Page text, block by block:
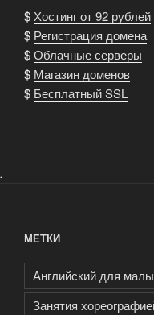
$ Хостинг от 92 рублей
$ Регистрация домена
$Облачные серверы
$ Магазин доменов
$ Бесплатный SSL
.
МЕТКИ
Английский для
Занятия